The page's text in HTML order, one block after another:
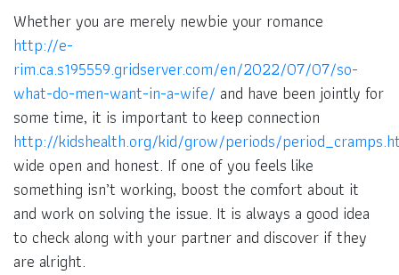
Whether you are merely newbie your romance
http://e-
rim.ca.s195559.gridserver.com/en/2022/07/07/so-
what-do-men-want-in-a-wife/ and have been jointly for
some time, it is important to keep connection
http://kidshealth.org/kid/grow/periods/
wide open and honest. If one of you feels like
something isn’t working, boost the comfort about it
and work on solving the issue. It is always a good idea
to check along with your partner and discover if they
are alright.